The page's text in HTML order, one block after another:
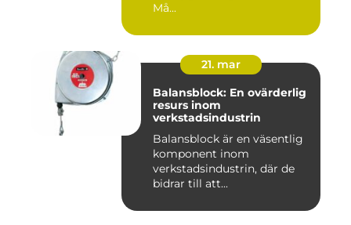
Må...
21. mar
Balansblock: En ovärderlig
resurs inom
verkstadsindustrin
Balansblock är en väsentlig
komponent inom
verkstadsindustrin, där de
bidrar till att...